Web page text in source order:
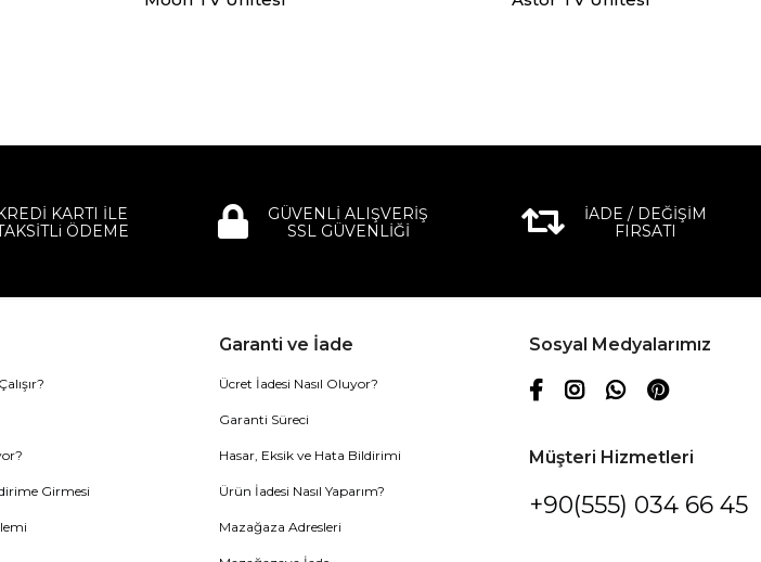
KARTI İLE
ÖDEME
GÜVENLİ ALIŞVERİŞ
SSL GÜVENLİĞİ
İADE / DEĞİŞİM
FIRSATI
Girmesi
Garanti ve İade
Ücret İadesi Nasıl Oluyor?
Garanti Süreci
Hasar, Eksik ve Hata Bildirimi
Ürün İadesi Nasıl Yaparım?
Mazağaza Adresleri
Sosyal Medyalarımız
Müşteri Hizmetleri
+90(555) 034 66 45